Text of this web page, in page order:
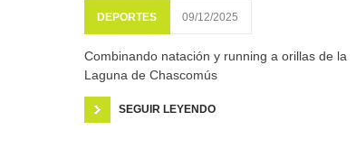
DEPORTES 09/12/2025
Combinando natación y running a orillas de la
Laguna de Chascomús
SEGUIR LEYENDO